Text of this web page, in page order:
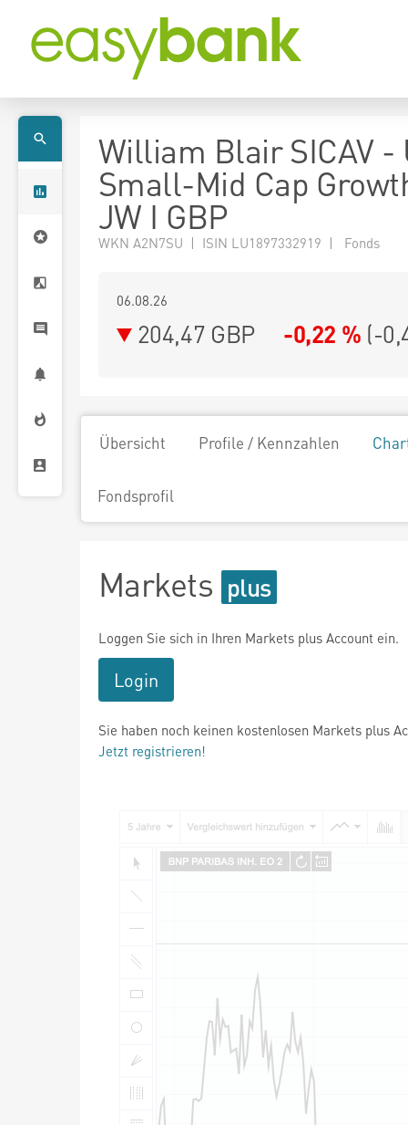
William Blair SICAV -
Small-Mid Cap
JW I GBP
WKN A2N7SU | ISIN LU1897332919 | Fonds
06.08.26
204,47 GBP -0,22 % (-
Übersicht Profile / Kennzahlen
Fondsprofil
Markets
Loggen Sie sich in Ihren Markets plus Account ein.
Login
Sie haben noch keinen kostenlosen Markets plus
Jetzt registrieren!